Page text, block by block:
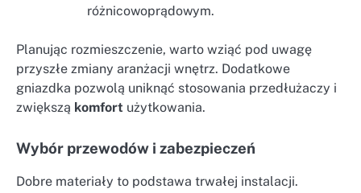
różnicowoprądowym.
Planując rozmieszczenie, warto wziąć pod uwagę
przyszłe zmiany aranżacji wnętrz. Dodatkowe
gniazdka pozwolą uniknąć stosowania przedłużaczy i
zwiększą komfort użytkowania.
Wybór przewodów i zabezpieczeń
Dobre materiały to podstawa trwałej instalacji.